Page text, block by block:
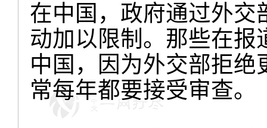
在中国，政府通过外交
动加以限制。那些在
中国，因为外交部拒
常每年都要接受审查。